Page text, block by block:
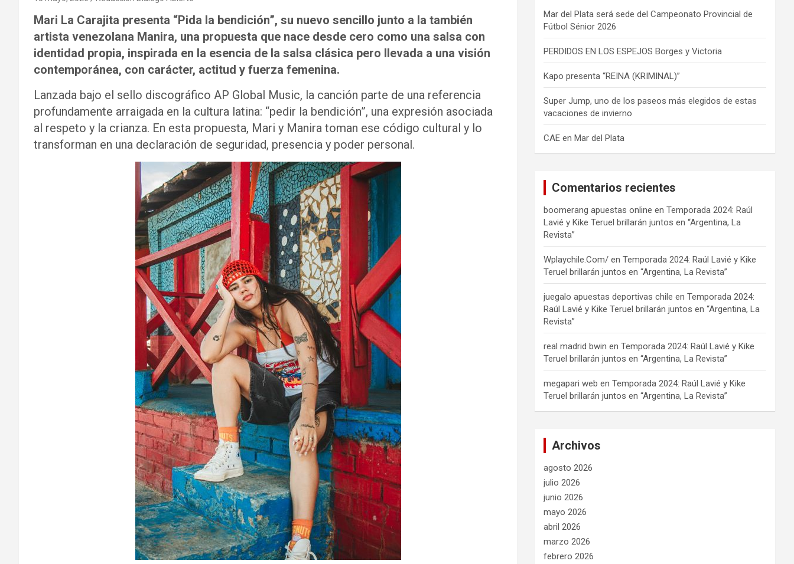
Mari La Carajita presenta “Pida la bendición”, su nuevo sencillo junto a la también
artista venezolana Manira, una propuesta que nace desde cero como una salsa con
identidad propia, inspirada en la esencia de la salsa clásica pero llevada a una visión
contemporánea, con carácter, actitud y fuerza femenina.
Lanzada bajo el sello discográfico AP Global Music, la canción parte de una referencia
profundamente arraigada en la cultura latina: “pedir la bendición”, una expresión asociada
al respeto y la crianza. En esta propuesta, Mari y Manira toman ese código cultural y lo
transforman en una declaración de seguridad, presencia y poder personal.
Mar del Plata será sede del Campeonato Provincial de
Fútbol Sénior 2026
PERDIDOS EN LOS ESPEJOS Borges y Victoria
Kapo presenta “REINA (KRIMINAL)”
Super Jump, uno de los paseos más elegidos de estas
vacaciones de invierno
CAE en Mar del Plata
Comentarios recientes
boomerang apuestas online enTemporada 2024: Raúl
Lavié y Kike Teruel brillarán juntos en “Argentina, La
Revista”
Wplaychile.Com/ enTemporada 2024: Raúl Lavié y Kike
Teruel brillarán juntos en “Argentina, La Revista”
juegalo apuestas deportivas chile enTemporada 2024:
Raúl Lavié y Kike Teruel brillarán juntos en “Argentina, La
Revista”
real madrid bwin enTemporada 2024: Raúl Lavié y Kike
Teruel brillarán juntos en “Argentina, La Revista”
megapari web enTemporada 2024: Raúl Lavié y Kike
Teruel brillarán juntos en “Argentina, La Revista”
Archivos
agosto 2026
julio 2026
junio 2026
mayo 2026
abril 2026
marzo 2026
febrero 2026